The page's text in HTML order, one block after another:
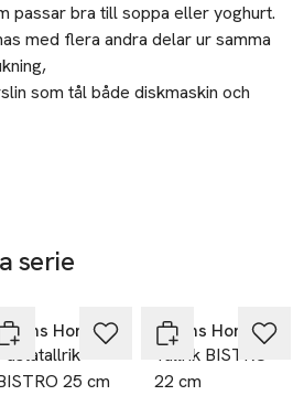
passar bra till soppa eller yoghurt.
med flera andra delar ur samma
som tål både diskmaskin och
ur BISTRO-serien
serie
Home
25 cm
Åhléns Home
Tallrik BISTRO
22 cm